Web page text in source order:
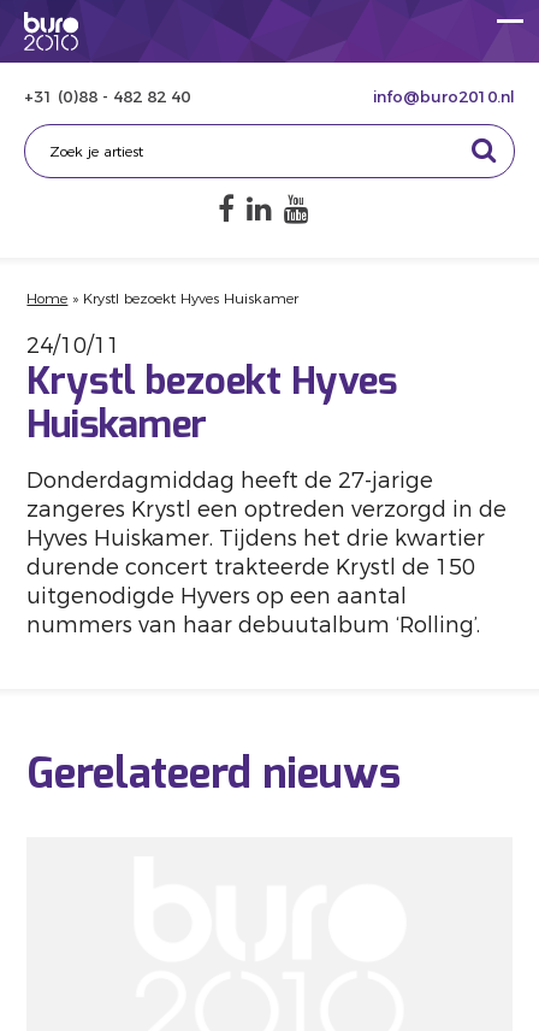
+31 (0)88 - 482 82 40 info@buro2010.nl
Home » Krystl bezoekt Hyves Huiskamer
24/10/11
Krystl bezoekt Hyves
Huiskamer
Donderdagmiddag heeft de 27-jarige
zangeres Krystl een optreden verzorgd in de
Hyves Huiskamer. Tijdens het drie kwartier
durende concert trakteerde Krystl de 150
uitgenodigde Hyvers op een aantal
nummers van haar debuutalbum ‘Rolling’.
Gerelateerd nieuws